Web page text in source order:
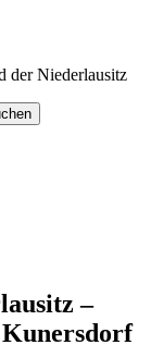
der Niederlausitz
–